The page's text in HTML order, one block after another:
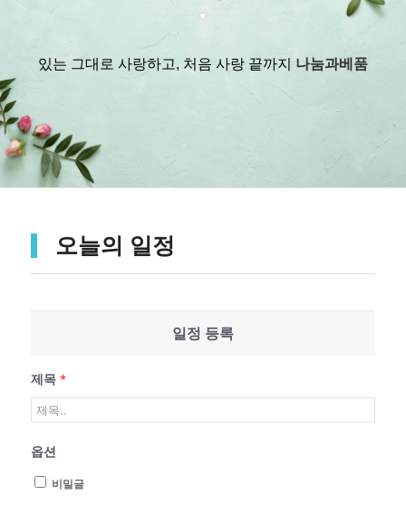
있는 그대로 사랑하고, 처음 사랑 끝까지 나눔과베품
오늘의 일정
일정 등록
제목 *
옵션
비밀글